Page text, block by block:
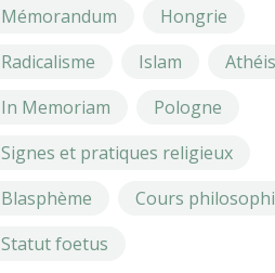
Mémorandum
Hongrie
Radicalisme
Islam
In Memoriam
Pologne
Signes et pratiques religieux
Blasphème
Cours
Statut foetus